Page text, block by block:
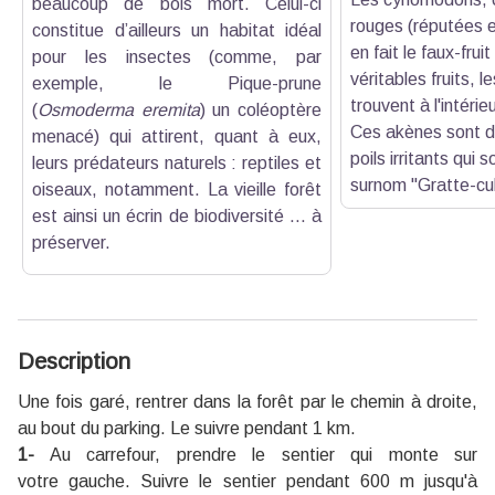
constitue d’ailleurs un habitat idéal
pour les insectes (comme, par
exemple, le Pique-prune
(Osmoderma eremita) un coléoptère
menacé) qui attirent, quant à eux,
leurs prédateurs naturels : reptiles et
oiseaux, notamment. La vieille forêt
est ainsi un écrin de biodiversité ... à
préserver.
rouges (réputées
en fait le faux-
véritables fruits,
trouvent à
Ces akènes sont
poils irritants qui
surnom "Gratte-
Description
Une fois garé, rentrer dans la forêt par le chemin à droite,
au bout du parking. Le suivre pendant 1 km.
1- Au carrefour, prendre le sentier qui monte sur
votre gauche. Suivre le sentier pendant 600 m jusqu'à